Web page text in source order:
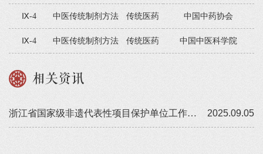
Ⅸ-4 中医传统制剂方法 传统医药 中国中药协会
Ⅸ-4 中医传统制剂方法 传统医药 中国中医科学院
相关资讯
2025.09.05
浙江省国家级非遗代表性项目保护单位工作培训顺利举办